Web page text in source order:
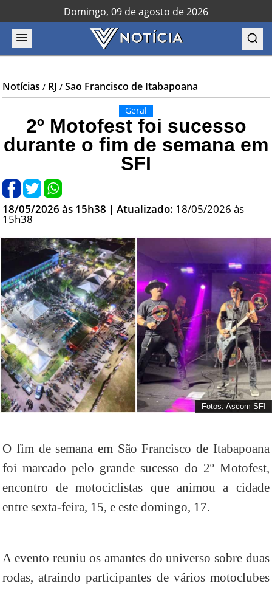
Domingo, 09 de agosto de 2026
Notícias / RJ /Sao Francisco de Itabapoana
Geral
2º Motofest foi sucesso
durante o fim de semana em
SFI
18/05/2026 às 15h38 | Atualizado: 18/05/2026 às
15h38
Fotos: Ascom SFI
O fim de semana em São Francisco de Itabapoana
foi marcado pelo grande sucesso do 2º Motofest,
encontro de motociclistas que animou a cidade
entre sexta-feira, 15, e este domingo, 17.
A evento reuniu os amantes do universo sobre duas
rodas, atraindo participantes de vários motoclubes